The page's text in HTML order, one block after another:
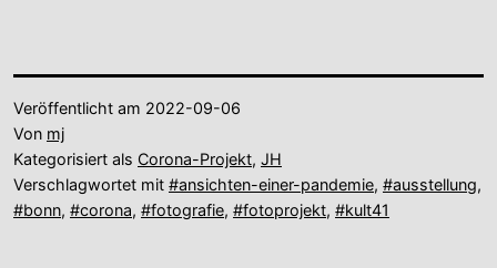
Veröffentlicht am 2022-09-06
Von mj
Kategorisiert als Corona-Projekt, JH
Verschlagwortet mit #ansichten-einer-pandemie, #ausstellung,
#bonn, #corona, #fotografie, #fotoprojekt, #kult41